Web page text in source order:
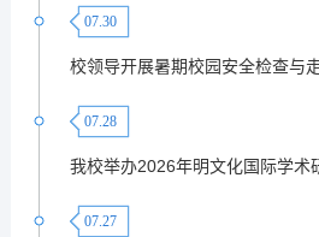
07.30
校领导开展暑期校园安全检查与
07.28
我校举办2026年明文化国际学术
07.27